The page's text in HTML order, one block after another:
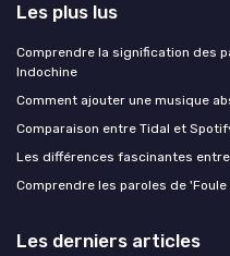
Les plus lus
Comprendre la signification des
Indochine
Comment ajouter une musique
Comparaison entre Tidal et
Les différences fascinantes
Comprendre les paroles de
Les derniers articles